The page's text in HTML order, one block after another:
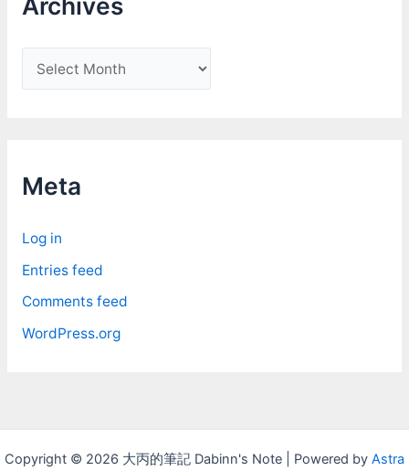
r
i
e
Meta
Log in
Entries feed
Comments feed
WordPress.org
Copyright © 2026 大丙的筆記 Dabinn's Note | Powered by Astra